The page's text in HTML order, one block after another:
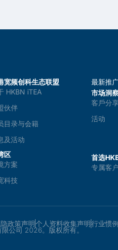
宽频创科生态联盟
HKBN iTEA
伙伴
目录与会籍
及活动
区
方案
科技
最新推
市场洞
客戶分
活动
首选
专属客
政策声明个人资料收集声明行业惯例
公司 2026。版权所有。